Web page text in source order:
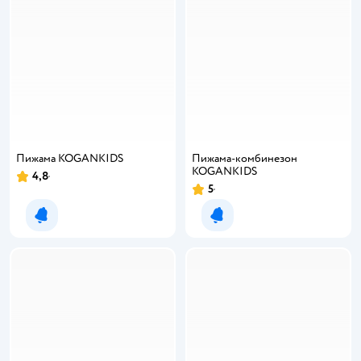
Пижама KOGANKIDS
Рейтинг:
4,8
Уведомить о появлении
Пижама-комбинезон
KOGANKIDS
Рейтинг:
5
Уведомить о появлении